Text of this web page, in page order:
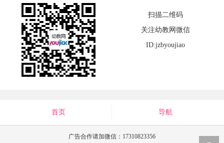
扫描二维码
关注幼教网微信
ID:jzbyoujiao
首页 导航
广告合作请加微信：17310823356